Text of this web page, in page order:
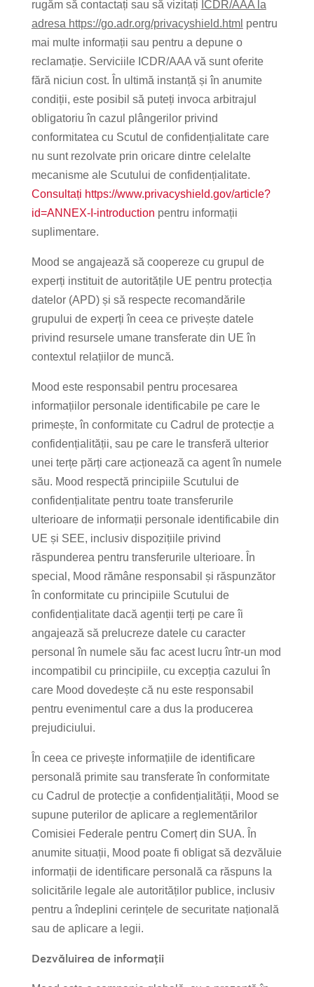
rugăm să contactați sau să vizitați ICDR/AAA la
adresa https://go.adr.org/privacyshield.html pentru
mai multe informații sau pentru a depune o
reclamație. Serviciile ICDR/AAA vă sunt oferite
fără niciun cost. În ultimă instanță și în anumite
condiții, este posibil să puteți invoca arbitrajul
obligatoriu în cazul plângerilor privind
conformitatea cu Scutul de confidențialitate care
nu sunt rezolvate prin oricare dintre celelalte
mecanisme ale Scutului de confidențialitate.
Consultați https://www.privacyshield.gov/article?
id=ANNEX-I-introduction pentru informații
suplimentare.
Mood se angajează să coopereze cu grupul de
experți instituit de autoritățile UE pentru protecția
datelor (APD) și să respecte recomandările
grupului de experți în ceea ce privește datele
privind resursele umane transferate din UE în
contextul relațiilor de muncă.
Mood este responsabil pentru procesarea
informațiilor personale identificabile pe care le
primește, în conformitate cu Cadrul de protecție a
confidențialității, sau pe care le transferă ulterior
unei terțe părți care acționează ca agent în numele
său. Mood respectă principiile Scutului de
confidențialitate pentru toate transferurile
ulterioare de informații personale identificabile din
UE și SEE, inclusiv dispozițiile privind
răspunderea pentru transferurile ulterioare. În
special, Mood rămâne responsabil și răspunzător
în conformitate cu principiile Scutului de
confidențialitate dacă agenții terți pe care îi
angajează să prelucreze datele cu caracter
personal în numele său fac acest lucru într-un mod
incompatibil cu principiile, cu excepția cazului în
care Mood dovedește că nu este responsabil
pentru evenimentul care a dus la producerea
prejudiciului.
În ceea ce privește informațiile de identificare
personală primite sau transferate în conformitate
cu Cadrul de protecție a confidențialității, Mood se
supune puterilor de aplicare a reglementărilor
Comisiei Federale pentru Comerț din SUA. În
anumite situații, Mood poate fi obligat să dezvăluie
informații de identificare personală ca răspuns la
solicitările legale ale autorităților publice, inclusiv
pentru a îndeplini cerințele de securitate națională
sau de aplicare a legii.
Dezvăluirea de informații